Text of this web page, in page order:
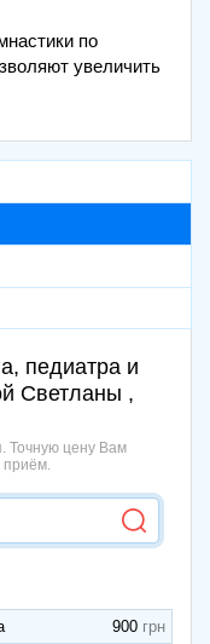
по
увеличить
педиатра и
Светланы ,
Точную цену Вам
900